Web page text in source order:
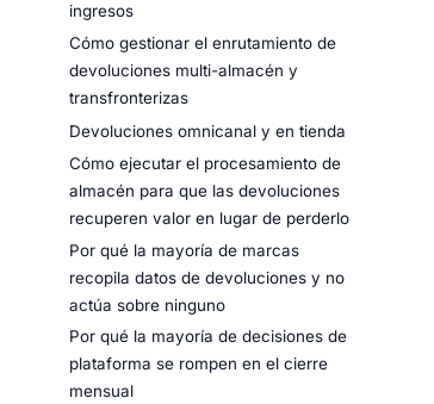
ingresos
Cómo gestionar el enrutamiento de
devoluciones multi-almacén y
transfronterizas
Devoluciones omnicanal y en tienda
Cómo ejecutar el procesamiento de
almacén para que las devoluciones
recuperen valor en lugar de perderlo
Por qué la mayoría de marcas
recopila datos de devoluciones y no
actúa sobre ninguno
Por qué la mayoría de decisiones de
plataforma se rompen en el cierre
mensual